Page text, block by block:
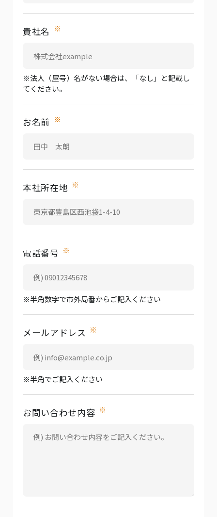
貴社名 ※
※法人（屋号）名がない場合は、「なし」と記載し
てください。
お名前 ※
本社所在地 ※
電話番号 ※
※半角数字で市外局番からご記入ください
メールアドレス ※
※半角でご記入ください
お問い合わせ内容 ※